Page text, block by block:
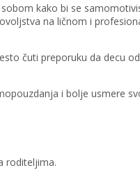
kako bi se
na ličnom i
čuti preporuku da decu
i bolje usmere
roditeljima.